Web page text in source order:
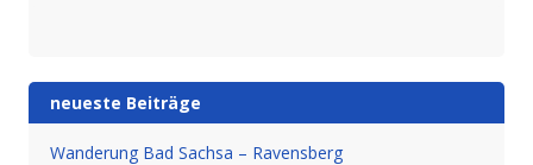
neueste Beiträge
Wanderung Bad Sachsa – Ravensberg